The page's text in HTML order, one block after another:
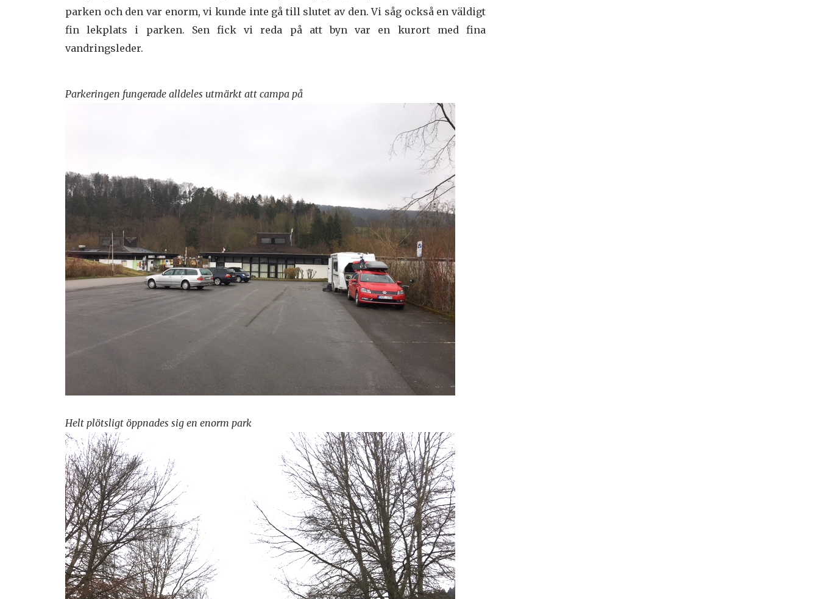
parken och den var enorm, vi kunde inte gå till slutet av den. Vi såg också en väldigt
fin lekplats i parken. Sen fick vi reda på att byn var en kurort med fina
vandringsleder.
Parkeringen fungerade alldeles utmärkt att campa på
Helt plötsligt öppnades sig en enorm park